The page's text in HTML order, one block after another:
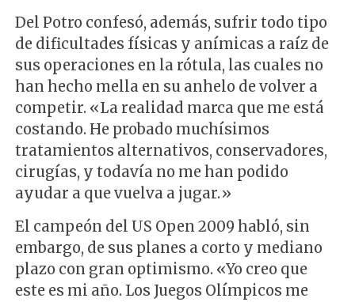
Del Potro confesó, además, sufrir todo tipo
de dificultades físicas y anímicas a raíz de
sus operaciones en la rótula, las cuales no
han hecho mella en su anhelo de volver a
competir. «La realidad marca que me está
costando. He probado muchísimos
tratamientos alternativos, conservadores,
cirugías, y todavía no me han podido
ayudar a que vuelva a jugar.»
El campeón del US Open 2009 habló, sin
embargo, de sus planes a corto y mediano
plazo con gran optimismo. «Yo creo que
este es mi año. Los Juegos Olímpicos me